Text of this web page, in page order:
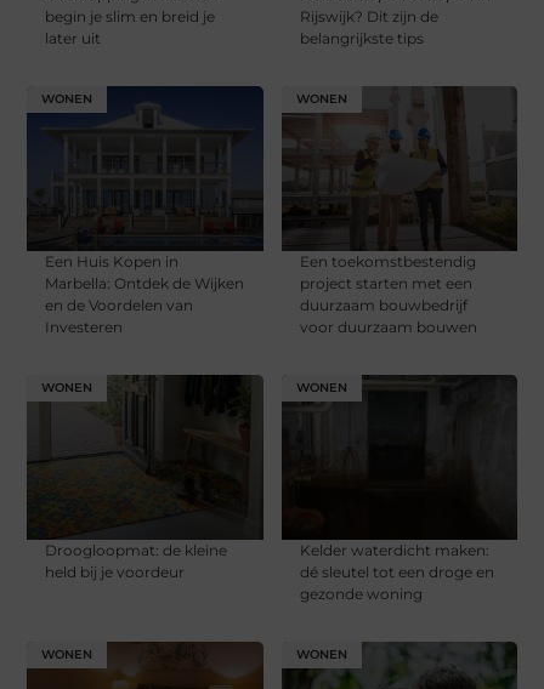
begin je slim en breid je
later uit
Rijswijk? Dit zijn de
belangrijkste tips
WONEN
Een Huis Kopen in
Marbella: Ontdek de Wijken
en de Voordelen van
Investeren
WONEN
Een toekomstbestendig
project starten met een
duurzaam bouwbedrijf
voor duurzaam bouwen
WONEN
Droogloopmat: de kleine
held bij je voordeur
WONEN
Kelder waterdicht maken:
dé sleutel tot een droge en
gezonde woning
WONEN WONEN